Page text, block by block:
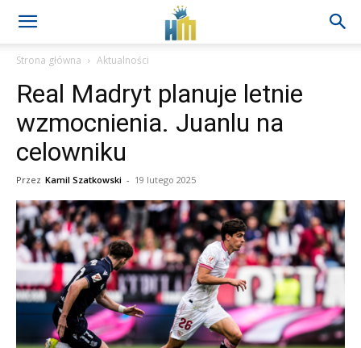
Strona główna Aktualności
Real Madryt planuje letnie
wzmocnienia. Juanlu na
celowniku
Przez Kamil Szatkowski - 19 lutego 2025